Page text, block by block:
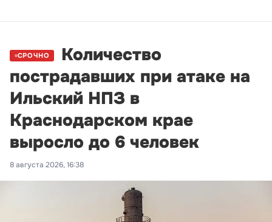
СРОЧНО
Количество
пострадавших при атаке на
Ильский НПЗ в
Краснодарском крае
выросло до 6 человек
8 августа 2026, 16:38